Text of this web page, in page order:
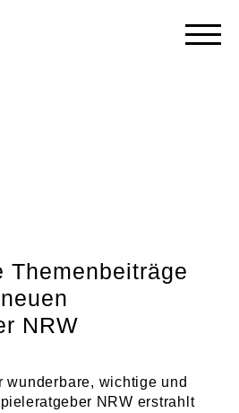
Themenbeiträge
NRW
wunderbare, wichtige und
NRW erstrahlt